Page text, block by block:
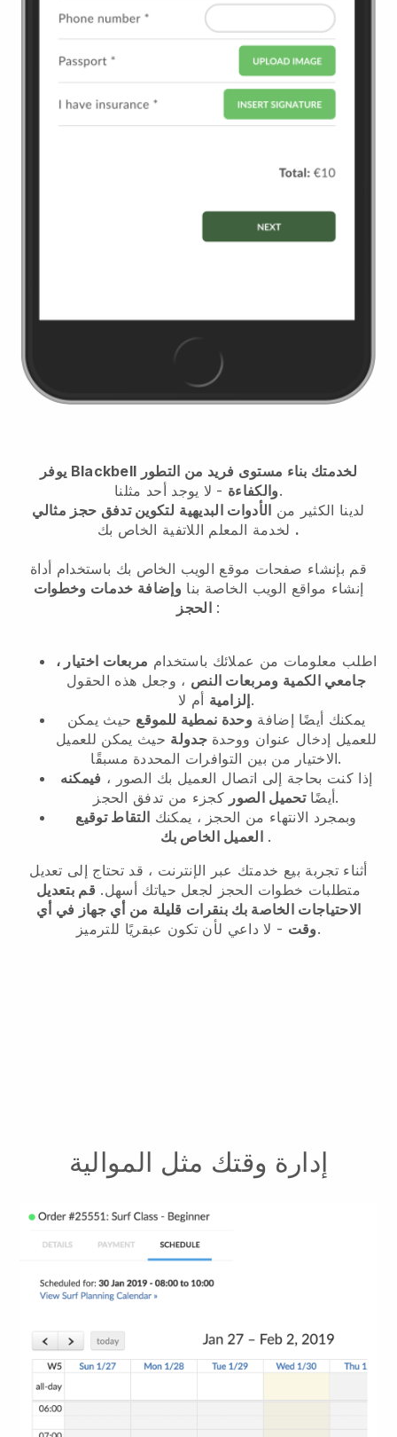
يوفر Blackbell لخدمتك بناء مستوى فريد من التطور
والكفاءة- لا يوجد أحد مثلنا.
لدينا الكثير من الأدوات البديهية لتكوين تدفق حجز مثالي
لخدمة المعلم اللاتفية الخاص بك .
قم بإنشاء صفحات موقع الويب الخاص بك باستخدام أداة
إنشاء مواقع الويب الخاصة بنا وإضافة خدمات وخطوات
الحجز :
اطلب معلومات من عملائك باستخدام مربعات اختيار ،
جامعي الكمية ومربعات النص ، وجعل هذه الحقول
إلزاميةأم لا.
يمكنك أيضًا إضافة وحدة نمطية للموقع حيث يمكن
للعميل إدخال عنوان ووحدةجدولة حيث يمكن للعميل
الاختيار من بين التوافرات المحددة مسبقًا.
إذا كنت بحاجة إلى اتصال العميل بك الصور ، فيمكنه
أيضًاتحميل الصور
كجزء من تدفق الحجز.
وبمجرد الانتهاء من الحجز ، يمكنك التقاط توقيع
العميل الخاص بك .
أثناء تجربة بيع خدمتك عبر الإنترنت ، قد تحتاج إلى تعديل
متطلبات خطوات الحجز لجعل حياتك أسهل. قم بتعديل
الاحتياجات الخاصة بك بنقرات قليلة من أي جهاز في أي
وقت- لا داعي لأن تكون عبقريًا للترميز.
إدارة وقتك مثل الموالية